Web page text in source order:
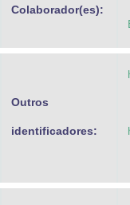
Planalto
Colaborador(es):
Outros
identificadores: